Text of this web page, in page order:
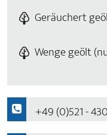
Geräuchert
Wenge geölt
+49 (0)521 -